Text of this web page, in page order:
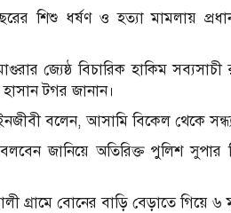
শিশু ধর্ষণ ও হত্যা মামলায়
জ্যেষ্ঠ বিচারিক হাকিম
টগর জানান।
বলেন, আসামি বিকেল থেকে
বলবেন জানিয়ে অতিরিক্ত পুলিশ
গ্রামে বোনের বাড়ি বেড়াতে গিয়ে